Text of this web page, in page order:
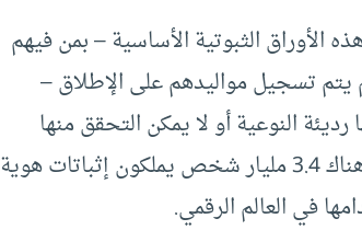
الثبوتية الأساسية – بمن فيهم
وشباب ممن لم يتم تسجيل مواليدهم على الإطلاق –
النوعية أو لا يمكن التحقق منها
بشكل يعوَّل عليه. ويذهب تقدير أعدّه معهد ماكينزي إلى أن هناك 3.4 مليار شخص يملكون إثباتات هوية
في العالم الرقمي.